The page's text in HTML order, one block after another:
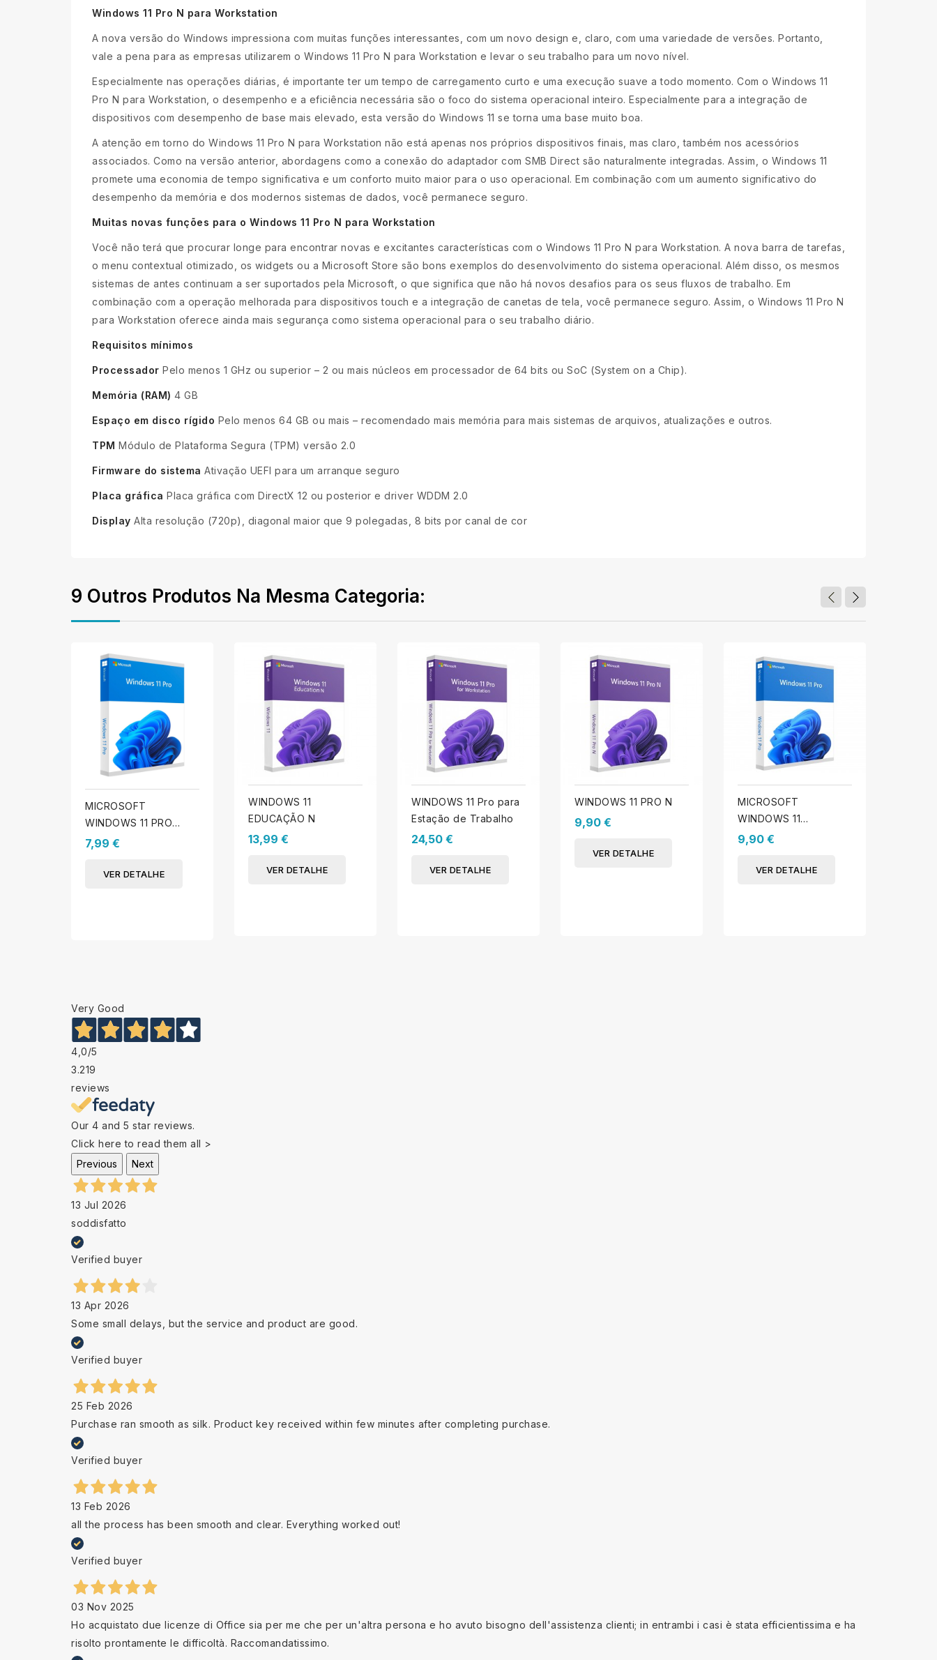
Windows 11 Pro N para Workstation
A nova versão do Windows impressiona com muitas funções interessantes, com um novo design e, claro, com uma variedade de versões. Portanto,
vale a pena para as empresas utilizarem o Windows 11 Pro N para Workstation e levar o seu trabalho para um novo nível.
Especialmente nas operações diárias, é importante ter um tempo de carregamento curto e uma execução suave a todo momento. Com o Windows 11
Pro N para Workstation, o desempenho e a eficiência necessária são o foco do sistema operacional inteiro. Especialmente para a integração de
dispositivos com desempenho de base mais elevado, esta versão do Windows 11 se torna uma base muito boa.
A atenção em torno do Windows 11 Pro N para Workstation não está apenas nos próprios dispositivos finais, mas claro, também nos acessórios
associados. Como na versão anterior, abordagens como a conexão do adaptador com SMB Direct são naturalmente integradas. Assim, o Windows 11
promete uma economia de tempo significativa e um conforto muito maior para o uso operacional. Em combinação com um aumento significativo do
desempenho da memória e dos modernos sistemas de dados, você permanece seguro.
Muitas novas funções para o Windows 11 Pro N para Workstation
Você não terá que procurar longe para encontrar novas e excitantes características com o Windows 11 Pro N para Workstation. A nova barra de tarefas,
o menu contextual otimizado, os widgets ou a Microsoft Store são bons exemplos do desenvolvimento do sistema operacional. Além disso, os mesmos
sistemas de antes continuam a ser suportados pela Microsoft, o que significa que não há novos desafios para os seus fluxos de trabalho. Em
combinação com a operação melhorada para dispositivos touch e a integração de canetas de tela, você permanece seguro. Assim, o Windows 11 Pro N
para Workstation oferece ainda mais segurança como sistema operacional para o seu trabalho diário.
Requisitos mínimos
Processador Pelo menos 1 GHz ou superior – 2 ou mais núcleos em processador de 64 bits ou SoC (System on a Chip).
Memória (RAM) 4 GB
Espaço em disco rígido Pelo menos 64 GB ou mais – recomendado mais memória para mais sistemas de arquivos, atualizações e outros.
TPM Módulo de Plataforma Segura (TPM) versão 2.0
Firmware do sistema Ativação UEFI para um arranque seguro
Placa gráfica Placa gráfica com DirectX 12 ou posterior e driver WDDM 2.0
Display Alta resolução (720p), diagonal maior que 9 polegadas, 8 bits por canal de cor
9 Outros Produtos Na Mesma Categoria:
MICROSOFT
WINDOWS 11 PRO
(PROMO ESCOLA)
7,99 €
VER DETALHE
WINDOWS 11
EDUCAÇÃO N
13,99 €
VER DETALHE
WINDOWS 11 Pro para
Estação de Trabalho
24,50 €
VER DETALHE
WINDOWS 11 PRO N
9,90 €
VER DETALHE
MICROSOFT
WINDOWS 11
PROFISSIONAL
9,90 €
VER DETALHE
Very Good
4,0/5
3.219
reviews
Our 4 and 5 star reviews.
Click here to read them all >
Previous
Next
13 Jul 2026
soddisfatto
Verified buyer
13 Apr 2026
Some small delays, but the service and product are good.
Verified buyer
25 Feb 2026
Purchase ran smooth as silk. Product key received within few minutes after completing purchase.
Verified buyer
13 Feb 2026
all the process has been smooth and clear. Everything worked out!
Verified buyer
03 Nov 2025
Ho acquistato due licenze di Office sia per me che per un'altra persona e ho avuto bisogno dell'assistenza clienti; in entrambi i casi è stata efficientissima e ha
risolto prontamente le difficoltà. Raccomandatissimo.